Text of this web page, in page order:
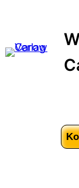
springen